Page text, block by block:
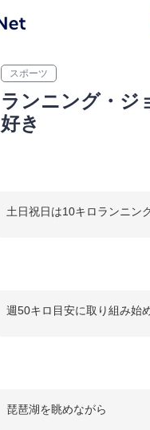
スポーツ
ランニング・ジ
好き
土日祝日は10キロランニン
週50キロ目安に取り組み始
琵琶湖を眺めながら